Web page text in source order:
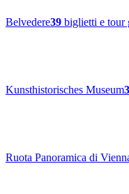
Belvedere39 biglietti e tour
Kunsthistorisches Museum
Ruota Panoramica di